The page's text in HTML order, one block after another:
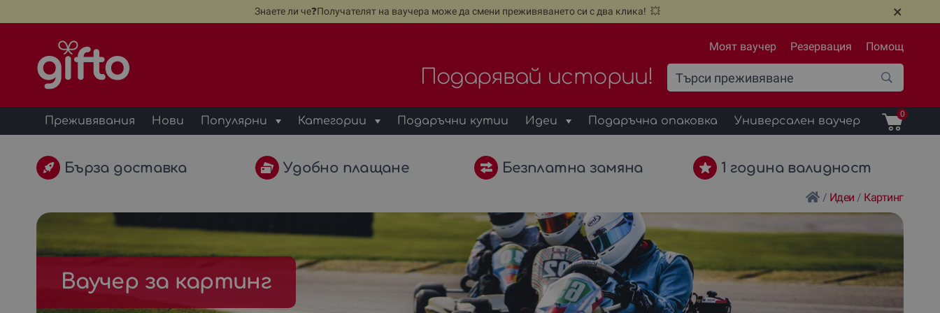
Знаете ли че❓Получателят на ваучера може да смени преживяването си с два клика! 💥 ×
Моят ваучер Резервация Помощ
Подарявай истории!
Преживявания Нови Популярни Категории Подаръчни кутии Идеи Подаръчна опаковка Универсален ваучер
0
Бърза доставка Удобно плащане Безплатна замяна 1 година валидност
/ Идеи / Картинг
Ваучер за картинг